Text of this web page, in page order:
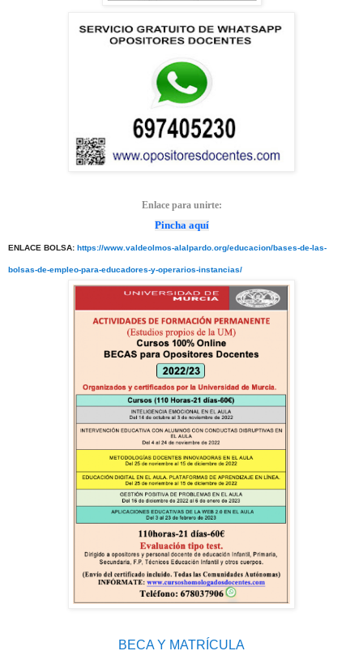
Enlace para unirte:
Pincha aquí
ENLACE BOLSA: https://www.valdeolmos-alalpardo.org/educacion/bases-de-las-
bolsas-de-empleo-para-educadores-y-operarios-instancias/
BECA Y MATRÍCULA